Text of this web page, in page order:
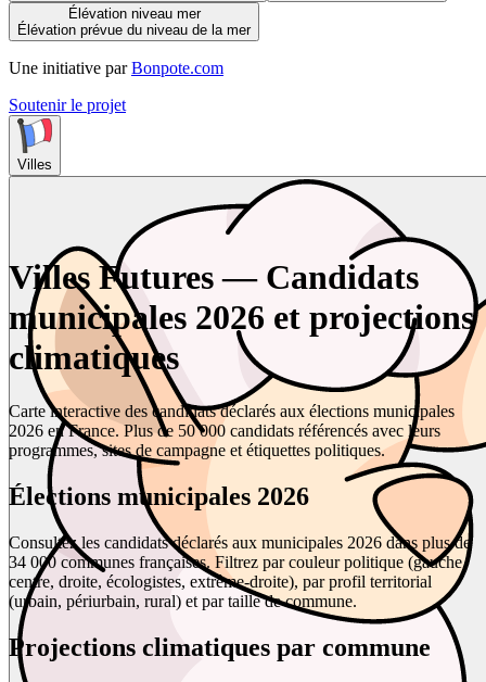
Élévation niveau mer
Élévation prévue du niveau de la mer
Une initiative par Bonpote.com
Soutenir le projet
Villes
Villes Futures — Candidats
municipales 2026 et projections
climatiques
Carte interactive des candidats déclarés aux élections municipales
2026 en France. Plus de 50 000 candidats référencés avec leurs
programmes, sites de campagne et étiquettes politiques.
Élections municipales 2026
Consultez les candidats déclarés aux municipales 2026 dans plus de
34 000 communes françaises. Filtrez par couleur politique (gauche,
centre, droite, écologistes, extrême-droite), par profil territorial
(urbain, périurbain, rural) et par taille de commune.
Projections climatiques par commune